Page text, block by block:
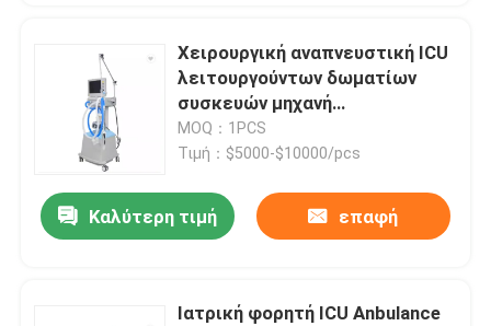
Χειρουργική αναπνευστική ICU
λειτουργούντων δωματίων
συσκευών μηχανή
εξαεριστήρων εξοπλισμού
MOQ：1PCS
Τιμή：$5000-$10000/pcs
Καλύτερη τιμή επαφή
Ιατρική φορητή ICU Anbulance